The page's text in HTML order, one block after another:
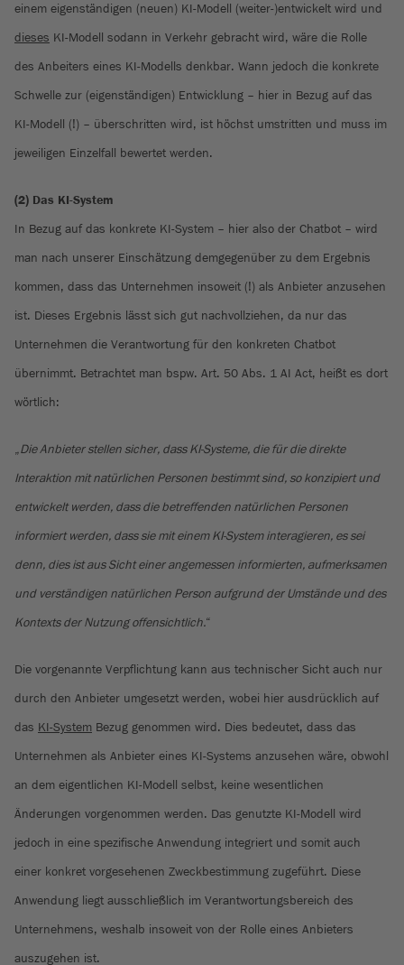
einem eigenständigen (neuen) KI-Modell (weiter-)entwickelt wird und
dieses KI-Modell sodann in Verkehr gebracht wird, wäre die Rolle
des Anbeiters eines KI-Modells denkbar. Wann jedoch die konkrete
Schwelle zur (eigenständigen) Entwicklung – hier in Bezug auf das
KI-Modell (!) – überschritten wird, ist höchst umstritten und muss im
jeweiligen Einzelfall bewertet werden.
(2) Das KI-System
In Bezug auf das konkrete KI-System – hier also der Chatbot – wird
man nach unserer Einschätzung demgegenüber zu dem Ergebnis
kommen, dass das Unternehmen insoweit (!) als Anbieter anzusehen
ist. Dieses Ergebnis lässt sich gut nachvollziehen, da nur das
Unternehmen die Verantwortung für den konkreten Chatbot
übernimmt. Betrachtet man bspw. Art. 50 Abs. 1 AI Act, heißt es dort
wörtlich:
Die Anbieter stellen sicher, dass KI-Systeme, die für die direkte
Interaktion mit natürlichen Personen bestimmt sind, so konzipiert und
entwickelt werden, dass die betreffenden natürlichen Personen
informiert werden, dass sie mit einem KI-System interagieren, es sei
denn, dies ist aus Sicht einer angemessen informierten, aufmerksamen
und verständigen natürlichen Person aufgrund der Umstände und des
Kontexts der Nutzung offensichtlich.“
Die vorgenannte Verpflichtung kann aus technischer Sicht auch nur
durch den Anbieter umgesetzt werden, wobei hier ausdrücklich auf
das KI-System Bezug genommen wird. Dies bedeutet, dass das
Unternehmen als Anbieter eines KI-Systems anzusehen wäre, obwohl
an dem eigentlichen KI-Modell selbst, keine wesentlichen
Änderungen vorgenommen werden. Das genutzte KI-Modell wird
jedoch in eine spezifische Anwendung integriert und somit auch
einer konkret vorgesehenen Zweckbestimmung zugeführt. Diese
Anwendung liegt ausschließlich im Verantwortungsbereich des
Unternehmens, weshalb insoweit von der Rolle eines Anbieters
auszugehen ist.